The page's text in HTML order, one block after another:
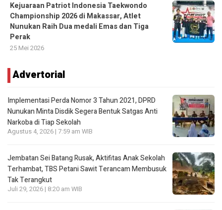
Kejuaraan Patriot Indonesia Taekwondo
Championship 2026 di Makassar, Atlet
Nunukan Raih Dua medali Emas dan Tiga
Perak
25 Mei 2026
Advertorial
Implementasi Perda Nomor 3 Tahun 2021, DPRD
Nunukan Minta Disdik Segera Bentuk Satgas Anti
Narkoba di Tiap Sekolah
Agustus 4, 2026 | 7:59 am WIB
Jembatan Sei Batang Rusak, Aktifitas Anak Sekolah
Terhambat, TBS Petani Sawit Terancam Membusuk
Tak Terangkut
Juli 29, 2026 | 8:20 am WIB